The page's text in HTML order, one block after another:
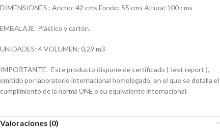
DIMENSIONES : Ancho: 42 cms Fondo: 55 cms Altura: 100 cms
EMBALAJE: Plástico y cartón.
UNIDADES: 4 VOLUMEN: 0,29 m3
IMPORTANTE.- Este producto dispone de certificado ( test report ),
emitido por laboratorio internacional homologado, en el que se detalla el
cumplimiento de la norma UNE o su equivalente internacional.
Valoraciones (0)